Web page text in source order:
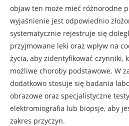
objaw ten może mieć różnorodne
wyjaśnienie jest odpowiednio
systematycznie rejestruje się
przyjmowane leki oraz wpływ na
życia, aby zidentyfikować czynniki,
możliwe choroby podstawowe. W
dodatkowo stosuje się badania
obrazowe oraz specjalistyczne
elektromiografia lub biopsje, aby
zakres przyczyn.